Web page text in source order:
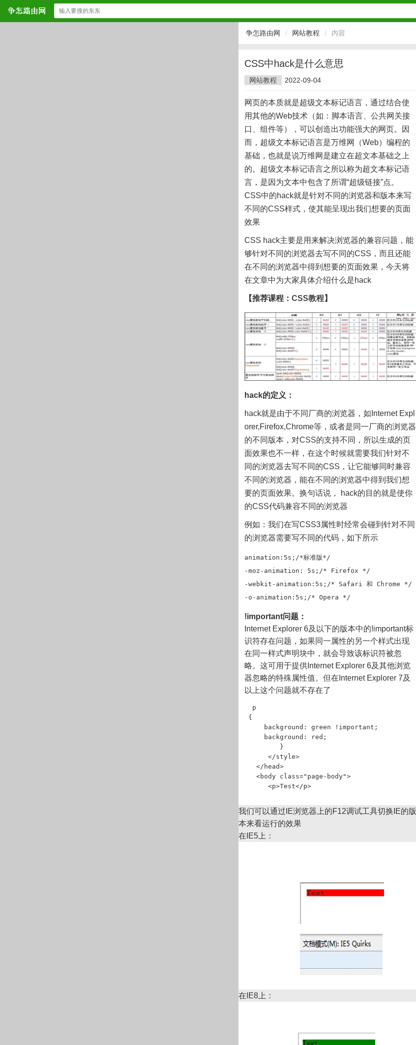
争怎路由网 / 网站教程 / 内容
CSS中hack是什么意思
网站教程 2022-09-04
网页的本质就是超级文本标记语言，通过结合使
用其他的Web技术（如：脚本语言、公共网关接
口、组件等），可以创造出功能强大的网页。因
而，超级文本标记语言是万维网（Web）编程的
基础，也就是说万维网是建立在超文本基础之上
的。超级文本标记语言之所以称为超文本标记语
言，是因为文本中包含了所谓“超级链接”点。
CSS中的hack就是针对不同的浏览器和版本来写
不同的CSS样式，使其能呈现出我们想要的页面
效果
CSS hack主要是用来解决浏览器的兼容问题，能
够针对不同的浏览器去写不同的CSS，而且还能
在不同的浏览器中得到想要的页面效果，今天将
在文章中为大家具体介绍什么是hack
【推荐课程： CSS教程】
hack的定义：
hack就是由于不同厂商的浏览器，如Internet Expl
orer,Firefox,Chrome等，或者是同一厂商的浏览器
的不同版本，对CSS的支持不同，所以生成的页
面效果也不一样，在这个时候就需要我们针对不
同的浏览器去写不同的CSS，让它能够同时兼容
不同的浏览器，能在不同的浏览器中得到我们想
要的页面效果。换句话说， hack的目的就是使你
的CSS代码兼容不同的浏览器
例如：我们在写CSS3属性时经常会碰到针对不同
的浏览器需要写不同的代码，如下所示
animation:5s;/*标准版*/
-moz-animation: 5s;/* Firefox */
-webkit-animation:5s;/* Safari 和 Chrome */
-o-animation:5s;/* Opera */
!important问题：
Internet Explorer 6及以下的版本中的!important标
识符存在问题，如果同一属性的另一个样式出现
在同一样式声明块中，就会导致该标识符被忽
略。这可用于提供Internet Explorer 6及其他浏览
器忽略的特殊属性值。但在Internet Explorer 7及
以上这个问题就不存在了
  p
{
     background: green !important;
     background: red;
         }
      </style>
   </head>
   <body class="page-body">
      <p>Test</p>
我们可以通过IE浏览器上的F12调试工具切换IE的版
本来看运行的效果
在IE5上：
在IE8上：